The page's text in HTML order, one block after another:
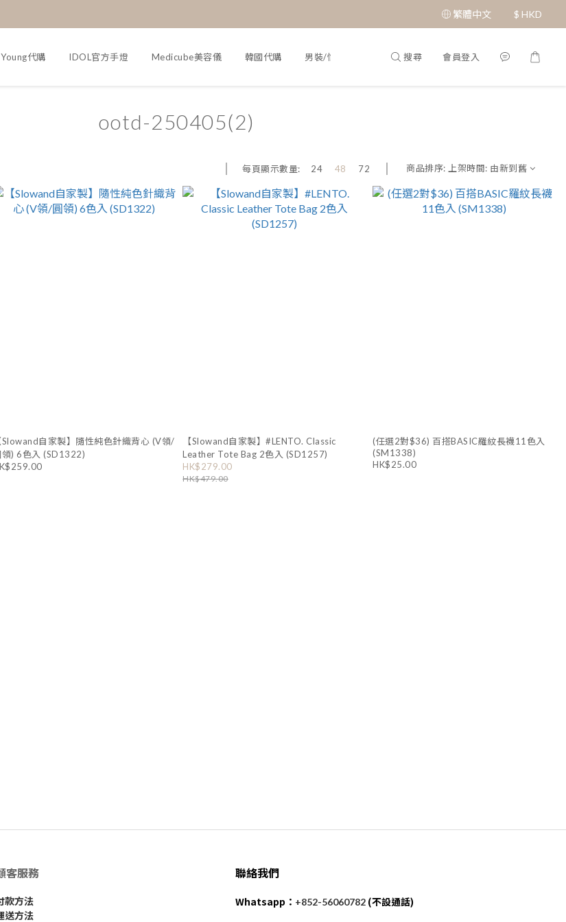
繁體中文 $ HKD
代購 IDOL官方手燈 Medicube美容儀 韓國代購 男裝/情侶裝 Q&A 搜尋 會員登入
ootd-250405(2)
每頁顯示數量: 24 48 72 商品排序: 上架時間: 由新到舊
Slowand自家製】隨性純色針織背心 (V領/
領) 6色入 (SD1322)
【Slowand自家製】#LENTO. Classic
Leather Tote Bag 2色入 (SD1257)
HK$279.00
HK$479.00
(任選2對$36) 百搭BASIC羅紋長襪11色入
(SM1338)
HK$25.00
客服務
款方法
送方法
聯絡我們
Whatsapp： +852-56060782 (不設通話)